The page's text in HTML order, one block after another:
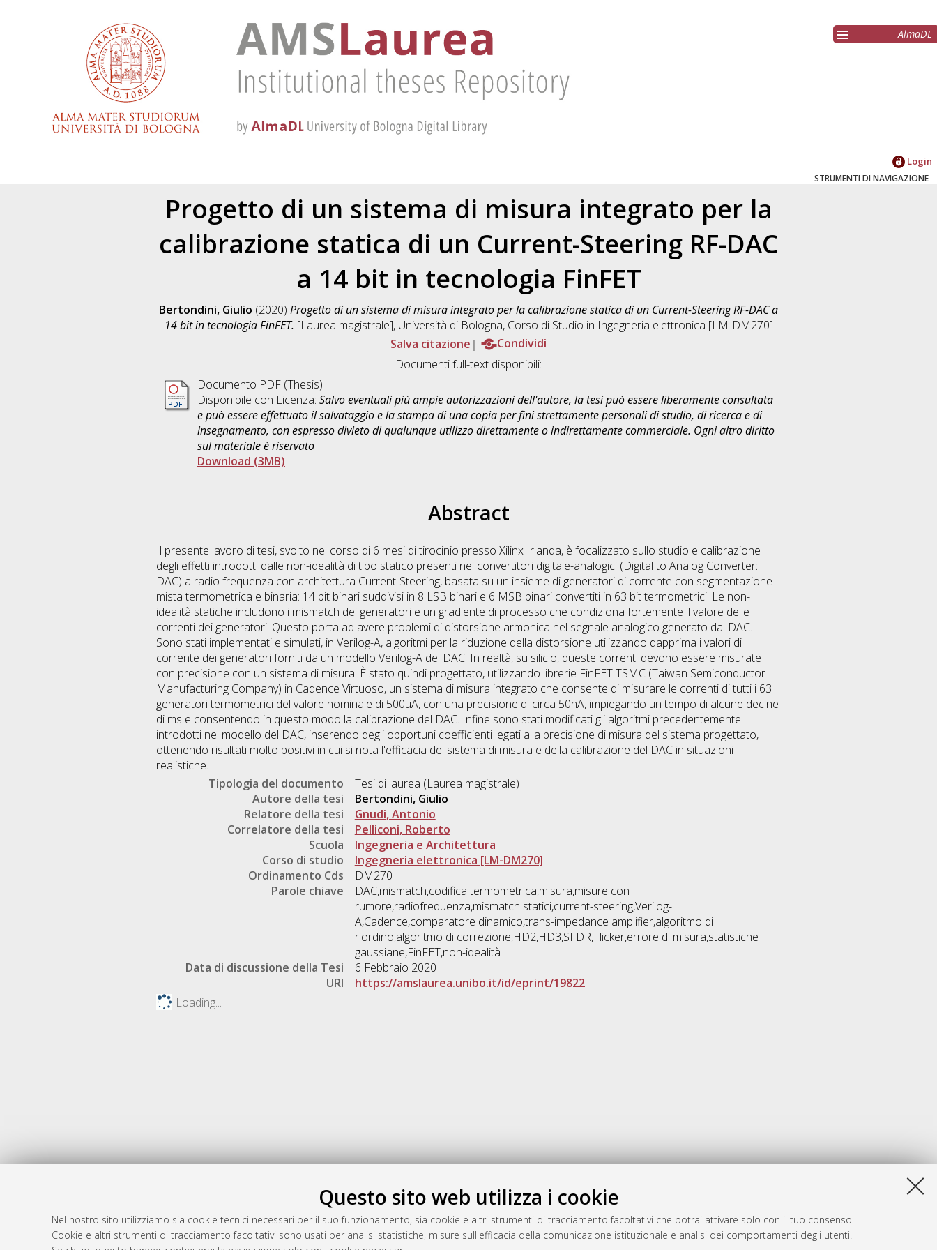
Questo sito web utilizza i cookie
Nel nostro sito utilizziamo sia cookie tecnici necessari per il suo funzionamento, sia cookie e altri strumenti di tracciamento facoltativi che potrai attivare solo con il tuo consenso.
Cookie e altri strumenti di tracciamento facoltativi sono usati per analisi statistiche, misure sull'efficacia della comunicazione istituzionale e analisi dei comportamenti degli utenti.
AlmaDL
Login
STRUMENTI DI NAVIGAZIONE
Progetto di un sistema di misura integrato per la
calibrazione statica di un Current-Steering RF-DAC
a 14 bit in tecnologia FinFET
Bertondini, Giulio (2020) Progetto di un sistema di misura integrato per la calibrazione statica di un Current-Steering RF-DAC a
14 bit in tecnologia FinFET. [Laurea magistrale], Università di Bologna, Corso di Studio in Ingegneria elettronica [LM-DM270]
Salva citazione
Condividi
Documenti full-text disponibili:
Documento PDF (Thesis)
Disponibile con Licenza: Salvo eventuali più ampie autorizzazioni dell'autore, la tesi può essere liberamente consultata
e può essere effettuato il salvataggio e la stampa di una copia per fini strettamente personali di studio, di ricerca e di
insegnamento, con espresso divieto di qualunque utilizzo direttamente o indirettamente commerciale. Ogni altro diritto
sul materiale è riservato
Download (3MB)
Abstract
Il presente lavoro di tesi, svolto nel corso di 6 mesi di tirocinio presso Xilinx Irlanda, è focalizzato sullo studio e calibrazione
degli effetti introdotti dalle non-idealità di tipo statico presenti nei convertitori digitale-analogici (Digital to Analog Converter:
DAC) a radio frequenza con architettura Current-Steering, basata su un insieme di generatori di corrente con segmentazione
mista termometrica e binaria: 14 bit binari suddivisi in 8 LSB binari e 6 MSB binari convertiti in 63 bit termometrici. Le non-
idealità statiche includono i mismatch dei generatori e un gradiente di processo che condiziona fortemente il valore delle
correnti dei generatori. Questo porta ad avere problemi di distorsione armonica nel segnale analogico generato dal DAC.
Sono stati implementati e simulati, in Verilog-A, algoritmi per la riduzione della distorsione utilizzando dapprima i valori di
corrente dei generatori forniti da un modello Verilog-A del DAC. In realtà, su silicio, queste correnti devono essere misurate
con precisione con un sistema di misura. È stato quindi progettato, utilizzando librerie FinFET TSMC (Taiwan Semiconductor
Manufacturing Company) in Cadence Virtuoso, un sistema di misura integrato che consente di misurare le correnti di tutti i 63
generatori termometrici del valore nominale di 500uA, con una precisione di circa 50nA, impiegando un tempo di alcune decine
di ms e consentendo in questo modo la calibrazione del DAC. Infine sono stati modificati gli algoritmi precedentemente
introdotti nel modello del DAC, inserendo degli opportuni coefficienti legati alla precisione di misura del sistema progettato,
ottenendo risultati molto positivi in cui si nota l'efficacia del sistema di misura e della calibrazione del DAC in situazioni
realistiche.
Tipologia del documento
Tesi di laurea (Laurea magistrale)
Autore della tesi
Bertondini, Giulio
Relatore della tesi
Gnudi, Antonio
Correlatore della tesi
Pelliconi, Roberto
Scuola
Ingegneria e Architettura
Corso di studio
Ingegneria elettronica [LM-DM270]
Ordinamento Cds
DM270
Parole chiave
DAC,mismatch,codifica termometrica,misura,misure con
rumore,radiofrequenza,mismatch statici,current-steering,Verilog-
A,Cadence,comparatore dinamico,trans-impedance amplifier,algoritmo di
riordino,algoritmo di correzione,HD2,HD3,SFDR,Flicker,errore di misura,statistiche
gaussiane,FinFET,non-idealità
Data di discussione della Tesi
6 Febbraio 2020
URI
https://amslaurea.unibo.it/id/eprint/19822
Loading...
Gestione del documento:
Atom AMS Laurea